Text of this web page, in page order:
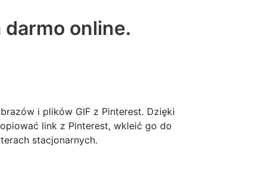
online.
i plików GIF z Pinterest. Dzięki
link z Pinterest, wkleić go do
stacjonarnych.